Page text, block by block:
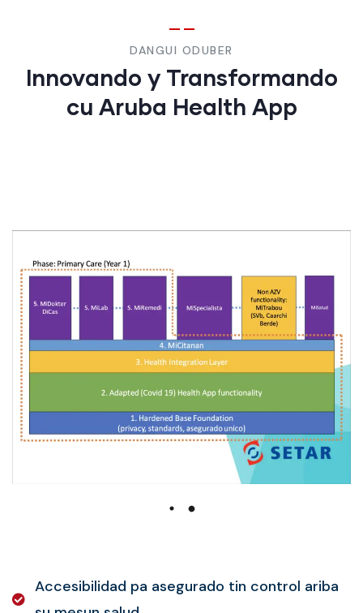
DANGUI ODUBER
Innovando y Transformando
cu Aruba Health App
Accesibilidad pa asegurado tin control ariba